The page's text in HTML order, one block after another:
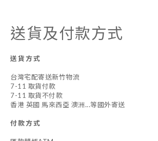
送貨及付款方式
送貨方式
台灣宅配寄送新竹物流
7-11 取貨付款
7-11 取貨不付款
香港 英國 馬來西亞 澳洲...等國外寄送
付款方式